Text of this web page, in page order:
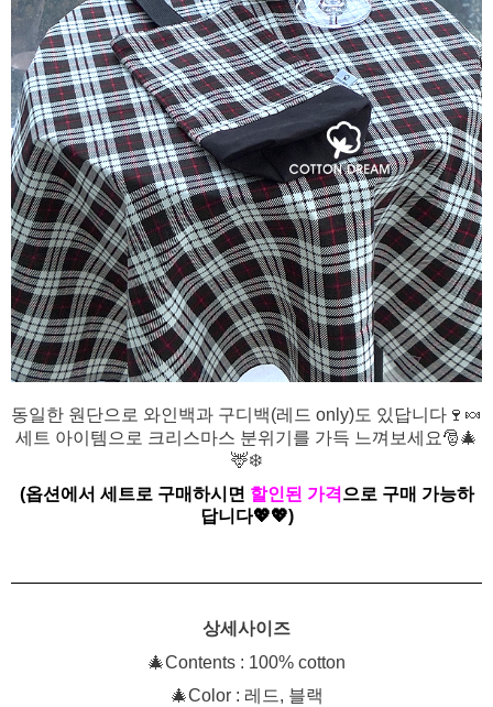
동일한 원단으로 와인백과 구디백(레드 only)도 있답니다 🍷 🍬
세트 아이템으로 크리스마스 분위기를 가득 느껴보세요🎅🎄
🦌❄️
(옵션에서 세트로 구매하시면 할인된 가격으로 구매 가능하
답니다💖💖)
상세사이즈
🎄Contents : 100% cotton
🎄Color : 레드, 블랙